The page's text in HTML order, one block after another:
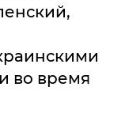
во время